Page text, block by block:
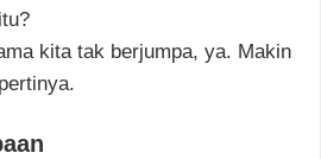
kita tak berjumpa, ya. Makin